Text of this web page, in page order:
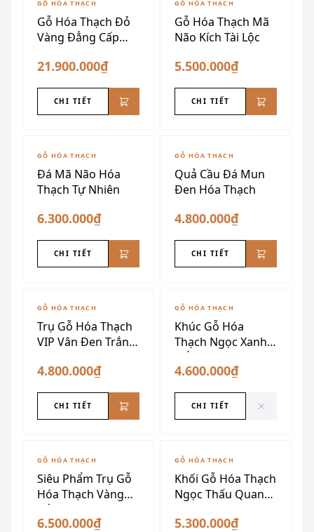
GỖ HÓA THẠCH
Gỗ Hóa Thạch Đỏ
Vàng Đẳng Cấp
21.900.000₫
CHI TIẾT
GỖ HÓA THẠCH
Gỗ Hóa Thạch Mã
Não Kích Tài Lộc
5.500.000₫
CHI TIẾT
GỖ HÓA THẠCH
Đá Mã Não Hóa
Thạch Tự Nhiên
6.300.000₫
CHI TIẾT
GỖ HÓA THẠCH
Quả Cầu Đá Mun
Đen Hóa Thạch
4.800.000₫
CHI TIẾT
GỖ HÓA THẠCH
Trụ Gỗ Hóa Thạch
VIP Vân Đen Trắng
4.800.000₫
CHI TIẾT
ĐÃ SƯU TẦM
GỖ HÓA THẠCH
Khúc Gỗ Hóa
Thạch Ngọc Xanh
Hổ Phách
4.600.000₫
CHI TIẾT
GỖ HÓA THẠCH
Siêu Phẩm Trụ Gỗ
Hóa Thạch Vàng
Đỏ Vân Não
6.500.000₫
GỖ HÓA THẠCH
Khối Gỗ Hóa Thạch
Ngọc Thấu Quang
5.300.000₫